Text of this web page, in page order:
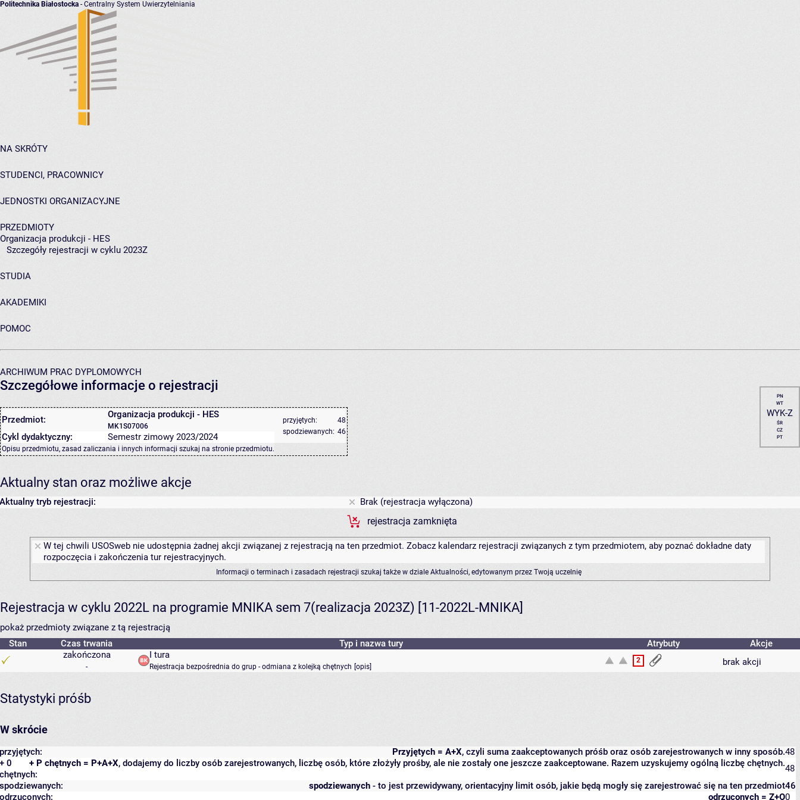
Politechnika Białostocka - Centralny System Uwierzytelniania
NA SKRÓTY
STUDENCI, PRACOWNICY
JEDNOSTKI ORGANIZACYJNE
PRZEDMIOTY
Organizacja produkcji - HES
Szczegóły rejestracji w cyklu 2023Z
STUDIA
AKADEMIKI
POMOC
ARCHIWUM PRAC DYPLOMOWYCH
Szczegółowe informacje o rejestracji
Przedmiot: Organizacja produkcji - HES
MK1S07006
przyjętych:
48
spodziewanych: 46
Cykl dydaktyczny: Semestr zimowy 2023/2024
Opisu przedmiotu, zasad zaliczania i innych informacji szukaj na stronie przedmiotu.
PN
WT
WYK-Z
ŚR
CZ
PT
Aktualny stan oraz możliwe akcje
Aktualny tryb rejestracji:
Brak (rejestracja wyłączona)
rejestracja zamknięta
W tej chwili USOSweb nie udostępnia żadnej akcji związanej z rejestracją na ten przedmiot. Zobacz kalendarz rejestracji związanych z tym przedmiotem, aby poznać dokładne daty
rozpoczęcia i zakończenia tur rejestracyjnych.
Informacji o terminach i zasadach rejestracji szukaj także w dziale Aktualności, edytowanym przez Twoją uczelnię
Rejestracja w cyklu 2022L na programie MNIKA sem 7(realizacja 2023Z) [11-2022L-MNIKA]
pokaż przedmioty związane z tą rejestracją
Stan
Czas trwania Typ i nazwa tury Atrybuty
Akcje
zakończona
-
I tura
Rejestracja bezpośrednia do grup - odmiana z kolejką chętnych [opis]
2 brak akcji
Statystyki próśb
W skrócie
Przyjętych = A+X, czyli suma zaakceptowanych próśb oraz osób zarejestrowanych w inny sposób.
przyjętych:
48
+ P chętnych = P+A+X, dodajemy do liczby osób zarejestrowanych, liczbę osób, które złożyły prośby, ale nie zostały one jeszcze zaakceptowane. Razem uzyskujemy ogólną liczbę chętnych.
+ 0
chętnych:
48
spodziewanych - to jest przewidywany, orientacyjny limit osób, jakie będą mogły się zarejestrować się na ten przedmiot
spodziewanych:
46
odrzuconych = Z+O
odrzuconych: 0